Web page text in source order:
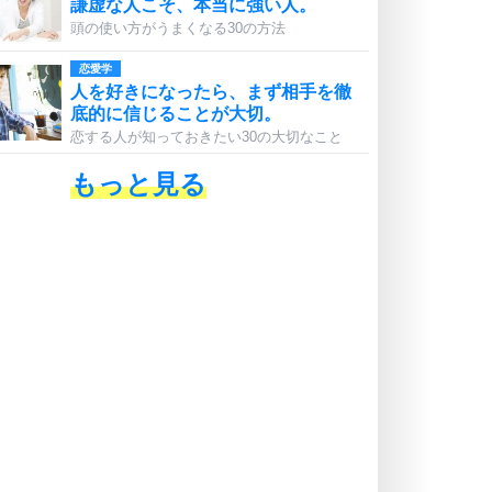
謙虚な人こそ、本当に強い人。
頭の使い方がうまくなる30の方法
恋愛学
人を好きになったら、まず相手を徹
底的に信じることが大切。
恋する人が知っておきたい30の大切なこと
もっと見る